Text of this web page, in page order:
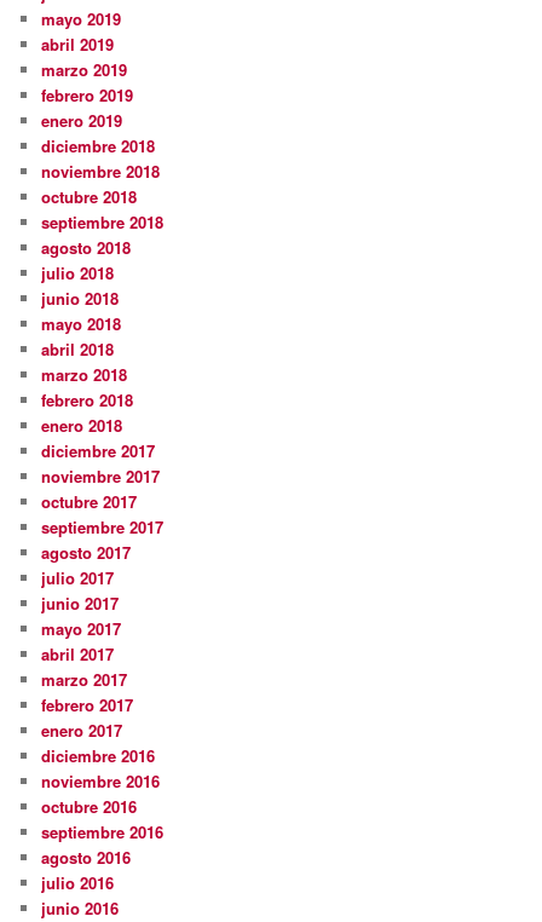
mayo 2019
abril 2019
marzo 2019
febrero 2019
enero 2019
diciembre 2018
noviembre 2018
octubre 2018
septiembre 2018
agosto 2018
julio 2018
junio 2018
mayo 2018
abril 2018
marzo 2018
febrero 2018
enero 2018
diciembre 2017
noviembre 2017
octubre 2017
septiembre 2017
agosto 2017
julio 2017
junio 2017
mayo 2017
abril 2017
marzo 2017
febrero 2017
enero 2017
diciembre 2016
noviembre 2016
octubre 2016
septiembre 2016
agosto 2016
julio 2016
junio 2016